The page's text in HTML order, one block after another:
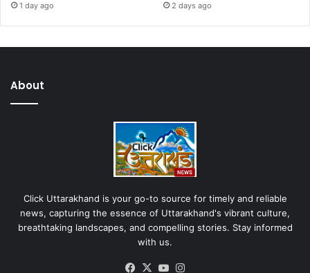
1 day ago 2 days ago
About
Click Uttarakhand is your go-to source for timely and reliable
news, capturing the essence of Uttarakhand's vibrant culture,
breathtaking landscapes, and compelling stories. Stay informed
with us.
Facebook
X YouTube